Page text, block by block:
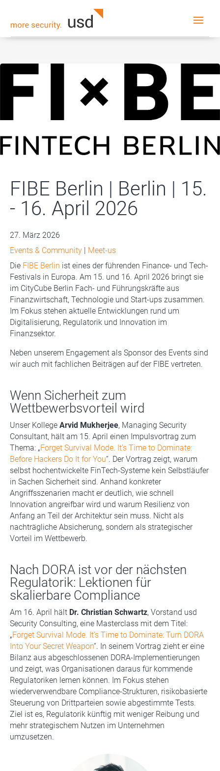
FIBE Berlin | Berlin | 15.
- 16. April 2026
27. März 2026
Events & Community | Meet-us
Die FIBE Berlin ist eines der führenden Finance- und Tech-
Festivals in Europa. Am 15. und 16. April 2026 bringt sie
im CityCube Berlin Fach- und Führungskräfte aus
Finanzwirtschaft, Technologie und Start-ups zusammen.
Im Fokus stehen aktuelle Entwicklungen rund um
Digitalisierung, Regulatorik und Innovation im
Finanzsektor.
Neben unserem Engagement als Sponsor des Events sind
wir auch mit fachlichen Beiträgen auf der FIBE vertreten.
Wenn Sicherheit zum
Wettbewerbsvorteil wird
Unser Kollege Arvid Mukherjee, Managing Security
Consultant, hält am 15. April einen Impulsvortrag zum
Thema: „Forget Survival Mode. It’s Time to Dominate:
Before Hackers Do It for You“. Der Vortrag zeigt, warum
selbst hochentwickelte FinTech-Systeme kein Selbstläufer
in Sachen Sicherheit sind. Anhand konkreter
Angriffsszenarien macht er deutlich, wie schnell
Innovation angreifbar wird und warum Resilienz von
Anfang an Teil der Architektur sein muss. Nicht als
nachträgliche Absicherung, sondern als strategischer
Vorteil im Wettbewerb.
Nach DORA ist vor der nächsten
Regulatorik: Lektionen für
skalierbare Compliance
Am 16. April hält Dr. Christian Schwartz, Vorstand usd
Security Consulting, eine Masterclass mit dem Titel:
„Forget Survival Mode. It’s Time to Dominate: Turn DORA
Into Your Secret Weapon“. In seinem Vortrag zieht er eine
Bilanz aus abgeschlossenen DORA-Implementierungen
und zeigt, was Organisationen daraus für kommende
Regulatoriken lernen können. Im Fokus stehen
wiederverwendbare Compliance-Strukturen, risikobasierte
Steuerung von Drittparteien sowie abgestimmte Tests.
Ziel ist es, Regulatorik künftig mit weniger Reibung und
mehr strategischem Nutzen im Unternehmen
umzusetzen.